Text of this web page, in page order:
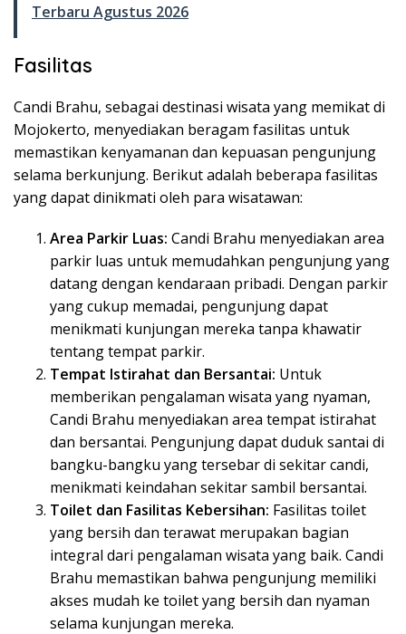
Terbaru Agustus 2026
Fasilitas
Candi Brahu, sebagai destinasi wisata yang memikat di
Mojokerto, menyediakan beragam fasilitas untuk
memastikan kenyamanan dan kepuasan pengunjung
selama berkunjung. Berikut adalah beberapa fasilitas
yang dapat dinikmati oleh para wisatawan:
Area Parkir Luas: Candi Brahu menyediakan area
parkir luas untuk memudahkan pengunjung yang
datang dengan kendaraan pribadi. Dengan parkir
yang cukup memadai, pengunjung dapat
menikmati kunjungan mereka tanpa khawatir
tentang tempat parkir.
Tempat Istirahat dan Bersantai: Untuk
memberikan pengalaman wisata yang nyaman,
Candi Brahu menyediakan area tempat istirahat
dan bersantai. Pengunjung dapat duduk santai di
bangku-bangku yang tersebar di sekitar candi,
menikmati keindahan sekitar sambil bersantai.
Toilet dan Fasilitas Kebersihan: Fasilitas toilet
yang bersih dan terawat merupakan bagian
integral dari pengalaman wisata yang baik. Candi
Brahu memastikan bahwa pengunjung memiliki
akses mudah ke toilet yang bersih dan nyaman
selama kunjungan mereka.